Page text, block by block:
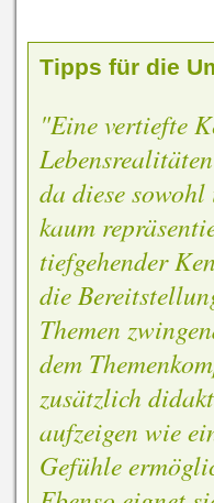
Tipps für die
"Eine vertiefte
da diese
kaum
tiefgehender
die
Themen
dem
zusätzlich
aufzeigen wie
Gefühle